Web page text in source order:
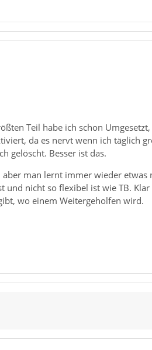
Teil habe ich schon
da es nervt wenn ich täglich
gelöscht. Besser ist das.
man lernt immer wieder etwas
nicht so flexibel ist wie TB.
wo einem Weitergeholfen wird.